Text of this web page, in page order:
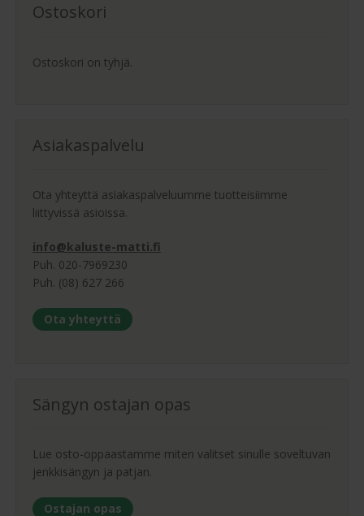
Ostoskori
Ostoskori on tyhjä.
Asiakaspalvelu
Ota yhteyttä asiakaspalveluumme tuotteisiimme
liittyvissä asioissa.
info@kaluste-matti.fi
Puh. 020-7969230
Puh. (08) 627 266
Ota yhteyttä
Sängyn ostajan opas
Lue osto-oppaastamme miten valitset sinulle soveltuvan
jenkkisängyn ja patjan.
Ostajan opas